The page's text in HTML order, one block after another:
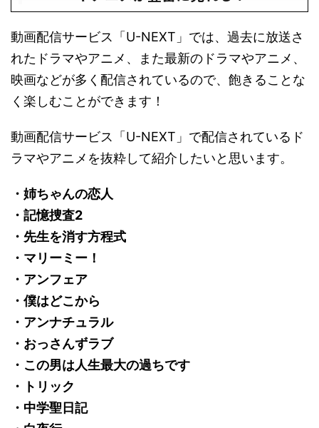
動画配信サービス「U-NEXT」では、過去に放送さ
れたドラマやアニメ、また最新のドラマやアニメ、
映画などが多く配信されているので、飽きることな
く楽しむことができます！
動画配信サービス「U-NEXT」で配信されているド
ラマやアニメを抜粋して紹介したいと思います。
・姉ちゃんの恋人
・記憶捜査2
・先生を消す方程式
・マリーミー！
・アンフェア
・僕はどこから
・アンナチュラル
・おっさんずラブ
・この男は人生最大の過ちです
・トリック
・中学聖日記